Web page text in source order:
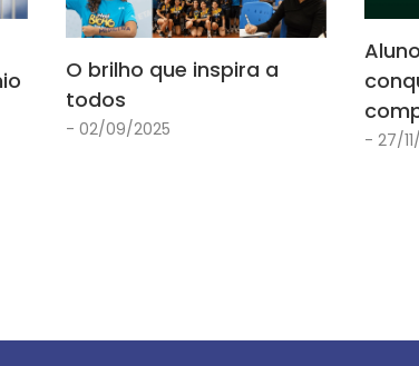
O brilho que inspira a
todos
- 02/09/2025 - 27/